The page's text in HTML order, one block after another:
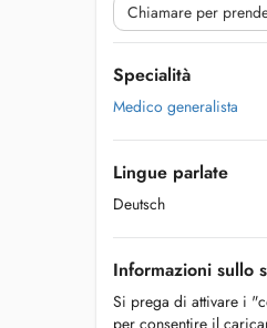
Chiamare per
Specialità
Medico generalista
Lingue parlate
Deutsch
Informazioni sullo
Si prega di attivare i
per consentire il